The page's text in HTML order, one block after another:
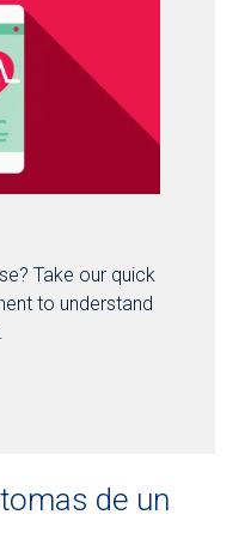
Take our quick
to understand
de un